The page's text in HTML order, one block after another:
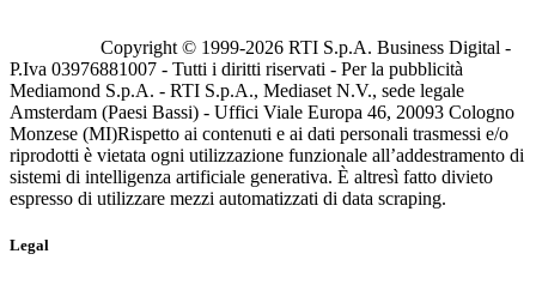
Copyright © 1999-2026 RTI S.p.A. Business Digital -
P.Iva 03976881007 - Tutti i diritti riservati - Per la pubblicità
Mediamond S.p.A. - RTI S.p.A., Mediaset N.V., sede legale
Amsterdam (Paesi Bassi) - Uffici Viale Europa 46, 20093 Cologno
Monzese (MI)Rispetto ai contenuti e ai dati personali trasmessi e/o
riprodotti è vietata ogni utilizzazione funzionale all’addestramento di
sistemi di intelligenza artificiale generativa. È altresì fatto divieto
espresso di utilizzare mezzi automatizzati di data scraping.
Legal